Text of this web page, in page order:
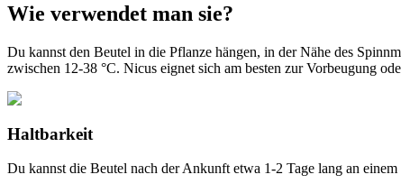
Wie verwendet man sie?
Du kannst den Beutel in die Pflanze hängen, in der Nähe des
zwischen 12-38 °C. Nicus eignet sich am besten zur Vorbeugung
Haltbarkeit
Du kannst die Beutel nach der Ankunft etwa 1-2 Tage lang an